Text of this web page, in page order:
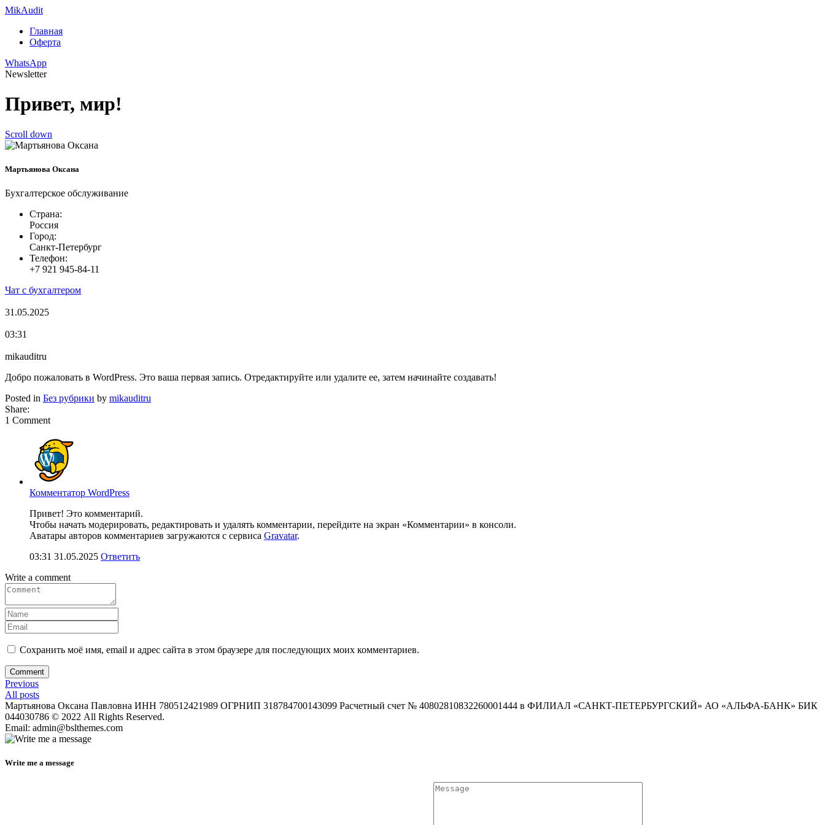
MikAudit
Главная
Оферта
WhatsApp
Newsletter
Привет, мир!
Scroll down
Мартьянова Оксана
Бухгалтерское обслуживание
Страна:
Россия
Город:
Санкт-Петербург
Телефон:
+7 921 945-84-11
Чат с бухгалтером
31.05.2025
03:31
mikauditru
Добро пожаловать в WordPress. Это ваша первая запись. Отредактируйте или удалите ее, затем начинайте создавать!
Posted in Без рубрики by mikauditru
Share:
1 Comment
Комментатор WordPress
Привет! Это комментарий.
Чтобы начать модерировать, редактировать и удалять комментарии, перейдите на экран «Комментарии» в консоли.
Аватары авторов комментариев загружаются с сервиса Gravatar.
03:31 31.05.2025 Ответить
Write a comment
Сохранить моё имя, email и адрес сайта в этом браузере для последующих моих комментариев.
Comment
Previous
All posts
Мартьянова Оксана Павловна ИНН 780512421989 ОГРНИП 318784700143099 Расчетный счет № 40802810832260001444 в ФИЛИАЛ «САНКТ-ПЕТЕРБУРГСКИЙ» АО «АЛЬФА-БАНК» БИК
044030786 © 2022 All Rights Reserved.
Email: admin@bslthemes.com
Write me a message